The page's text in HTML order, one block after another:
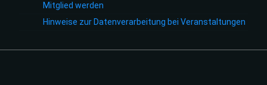
Mitglied werden
Hinweise zur Datenverarbeitung bei Veranstaltungen